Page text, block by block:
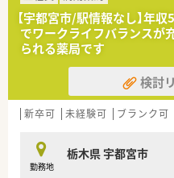
域の行事へも積極的に参
■患者様や店舗スタッフ
域のかかりつけ薬剤師を
■調剤経験が浅い方やブ
り組む意欲のある方を積
【職場環境と雰囲気】
■オーベン・ネーベン制
先輩薬剤師が丁寧に業務
■薬剤師と医療事務が連
【宇都宮市/駅情報なし】年
でワークライフバランスが
られる薬局です
検討
新卒可 未経験可 ブランク可
勤務地
栃木県 宇都宮市